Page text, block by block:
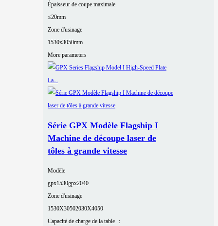
Épaisseur de coupe maximale
≤20mm
Zone d'usinage
1530x3050mm
More parameters
Série GPX Modèle Flagship I
Machine de découpe laser de
tôles à grande vitesse
Modèle
gpx1530gpx2040
Zone d'usinage
1530X30502030X4050
Capacité de charge de la table ：